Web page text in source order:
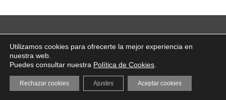
Utilizamos cookies para ofrecerte la mejor experiencia en
nuestra web.
Puedes consultar nuestra Política de Cookies
Aceptar cookies
Rechazar cookies Ajustes